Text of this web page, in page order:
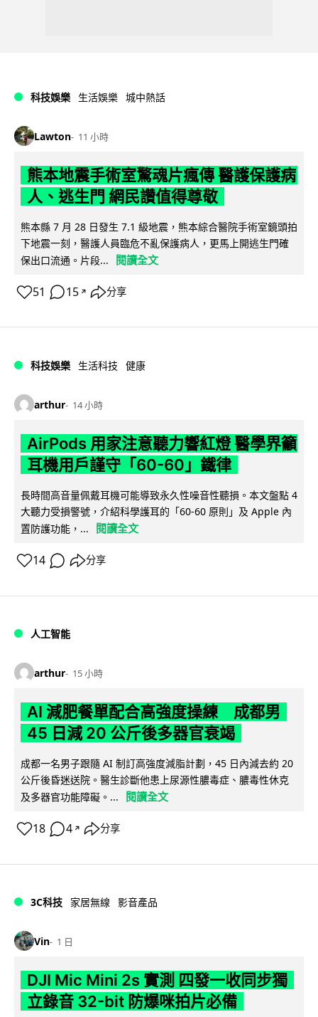
科技娛樂 生活娛樂 城中熱話
Lawton 11 小時
熊本地震手術室驚魂片瘋傳 醫護保護病
人、逃生門 網民讚值得尊敬
熊本縣 7 月 28 日發生 7.1 級地震，熊本綜合醫院手術室鏡頭拍
下地震一刻，醫護人員臨危不亂保護病人，更馬上開逃生門確
保出口流通。片段...
閱讀全文
51 15 ↗ 分享
科技娛樂 生活科技 健康
arthur 14 小時
AirPods 用家注意聽力響紅燈 醫學界籲
耳機用戶謹守「60-60」鐵律
長時間高音量佩戴耳機可能導致永久性噪音性聽損。本文盤點 4
大聽力受損警號，介紹科學護耳的「60-60 原則」及 Apple 內
置防護功能，...
閱讀全文
14 分享
人工智能
arthur 15 小時
AI 減肥餐單配合高強度操練 成都男
45 日減 20 公斤後多器官衰竭
成都一名男子跟隨 AI 制訂高強度減脂計劃，45 日內減去約 20
公斤後昏迷送院。醫生診斷他患上尿源性膿毒症、膿毒性休克
及多器官功能障礙。...
閱讀全文
18 4 ↗ 分享
3C科技 家居無線 影音產品
Vin 1 日
DJI Mic Mini 2s 實測 四發一收同步獨
立錄音 32-bit 防爆咪拍片必備